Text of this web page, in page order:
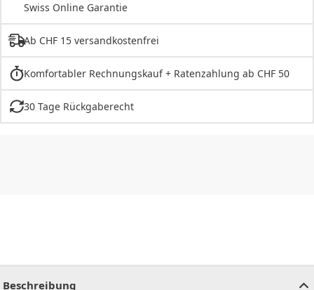
Swiss Online Garantie
Ab CHF 15 versandkostenfrei
Komfortabler Rechnungskauf + Ratenzahlung ab CHF 50
30 Tage Rückgaberecht
Beschreibung